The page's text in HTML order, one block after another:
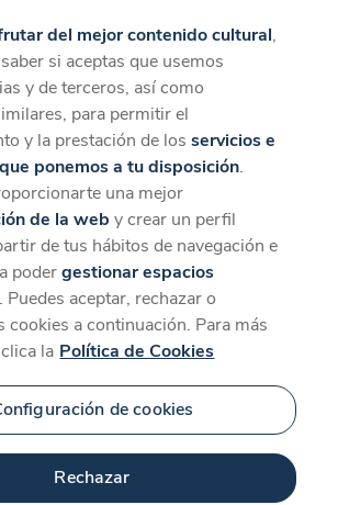
experiencia desde la App
Descargar
del mejor contenido cultural,
si aceptas que usemos
y de terceros, así como
para permitir el
y la prestación de losservicios e
ponemos a tu disposición.
una mejor
de la web y crear un perfil
de tus hábitos de navegación e
podergestionar espacios
. Puedes aceptar, rechazar o
cookies a continuación. Para más
la Política de Cookies
de cookies
Rechazar